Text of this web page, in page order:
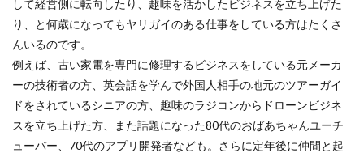
して経営側に転向したり、趣味を活かしたビジネスを立ち上げた
り、と何歳になってもヤリガイのある仕事をしている方はたくさ
んいるのです。
例えば、古い家電を専門に修理するビジネスをしている元メーカ
ーの技術者の方、英会話を学んで外国人相手の地元のツアーガイ
ドをされているシニアの方、趣味のラジコンからドローンビジネ
スを立ち上げた方、また話題になった80代のおばあちゃんユーチ
ューバー、70代のアプリ開発者なども。さらに定年後に仲間と起